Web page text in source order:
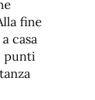
fine
casa
punti